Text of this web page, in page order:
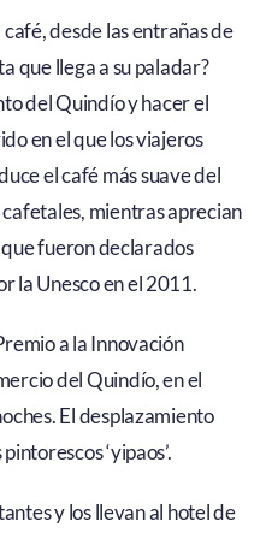
desde las entrañas de
que llega a su paladar?
del Quindío y hacer el
en el que los viajeros
el café más suave del
mientras aprecian
que fueron declarados
la Unesco en el 2011.
a la Innovación
del Quindío, en el
El desplazamiento
‘yipaos’.
y los llevan al hotel de